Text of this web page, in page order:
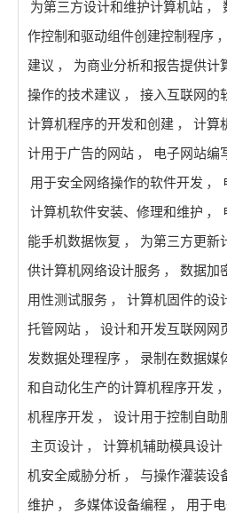
为第三方设计和维护计算机站 ，
作控制和驱动组件创建控制程序 ，
建议 ， 为商业分析和报告提供计
操作的技术建议 ， 接入互联网的
计算机程序的开发和创建 ， 计算
计用于广告的网站 ， 电子网站编
用于安全网络操作的软件开发 ，
计算机软件安装、修理和维护 ，
能手机数据恢复 ， 为第三方更新
供计算机网络设计服务 ， 数据加
用性测试服务 ， 计算机固件的设
托管网站 ， 设计和开发互联网网
发数据处理程序 ，
录制在数据媒
和自动化生产的计算机程序开发 ，
机程序开发 ， 设计用于控制自助
主页设计 ， 计算机辅助模具设计
机安全威胁分析 ，
与操作灌装设
维护 ， 多媒体设备编程 ，
用于